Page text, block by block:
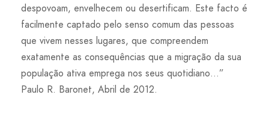
despovoam, envelhecem ou desertificam. Este facto é
facilmente captado pelo senso comum das pessoas
que vivem nesses lugares, que compreendem
exatamente as consequências que a migração da sua
população ativa emprega nos seus quotidiano…”
Paulo R. Baronet, Abril de 2012.